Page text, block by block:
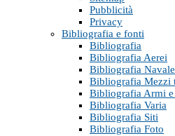
Pubblicità
Privacy
Bibliografia e fonti
Bibliografia
Bibliografia Aerei
Bibliografia Navale
Bibliografia Mezzi
Bibliografia Armi e
Bibliografia Varia
Bibliografia Siti
Bibliografia Foto